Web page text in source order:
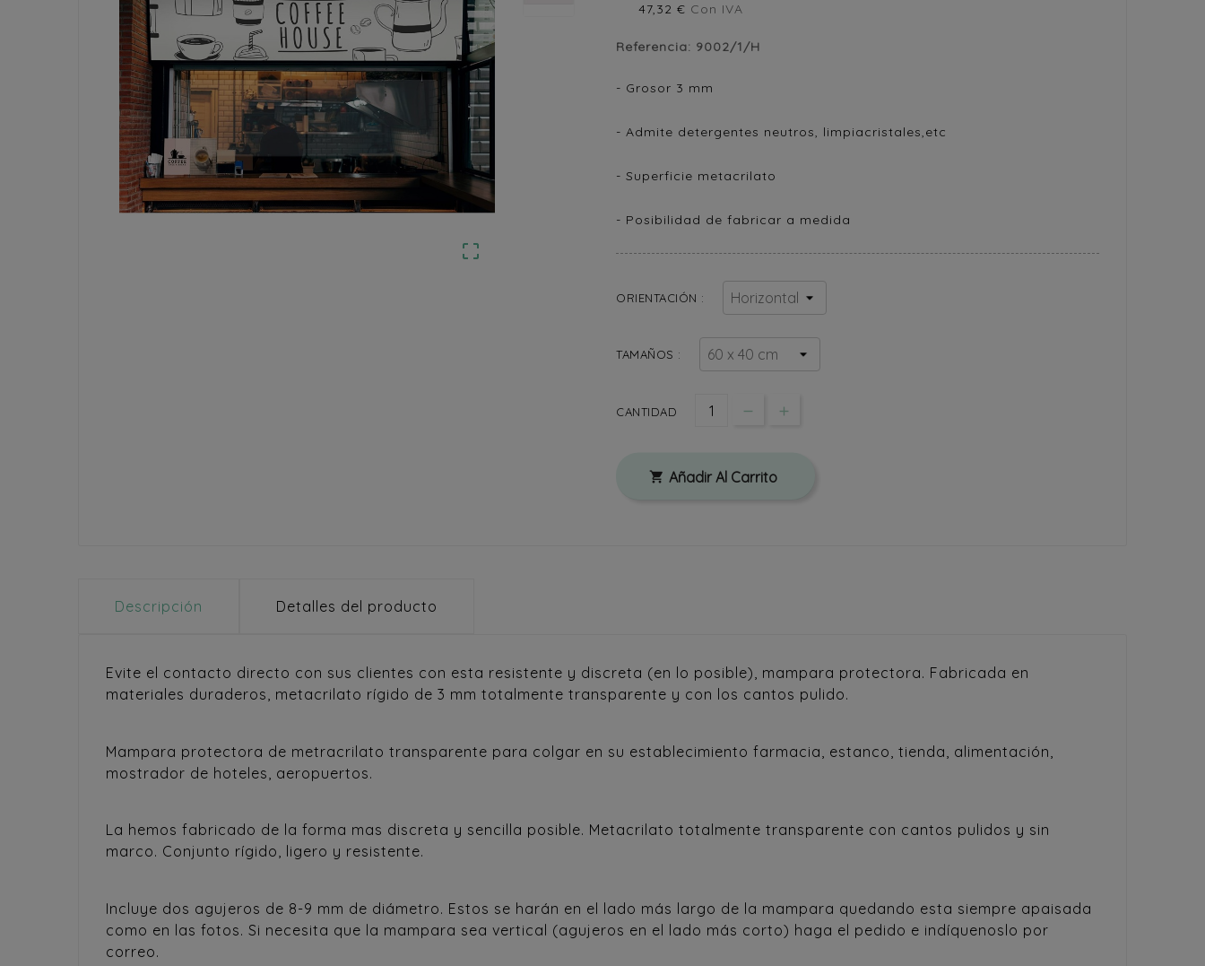

47,32 € Con IVA
Referencia: 9002/1/H
- Grosor 3 mm
- Admite detergentes neutros, limpiacristales,etc
- Superficie metacrilato
- Posibilidad de fabricar a medida
ORIENTACIÓN :
TAMAÑOS :
CANTIDAD
 Añadir Al Carrito
Descripción Detalles del producto
Evite el contacto directo con sus clientes con esta resistente y discreta (en lo posible), mampara protectora. Fabricada en
materiales duraderos, metacrilato rígido de 3 mm totalmente transparente y con los cantos pulido.
Mampara protectora de metracrilato transparente para colgar en su establecimiento farmacia, estanco, tienda, alimentación,
mostrador de hoteles, aeropuertos.
La hemos fabricado de la forma mas discreta y sencilla posible. Metacrilato totalmente transparente con cantos pulidos y sin
marco. Conjunto rígido, ligero y resistente.
Incluye dos agujeros de 8-9 mm de diámetro. Estos se harán en el lado más largo de la mampara quedando esta siempre apaisada
como en las fotos. Si necesita que la mampara sea vertical (agujeros en el lado más corto) haga el pedido e indíquenoslo por
correo.